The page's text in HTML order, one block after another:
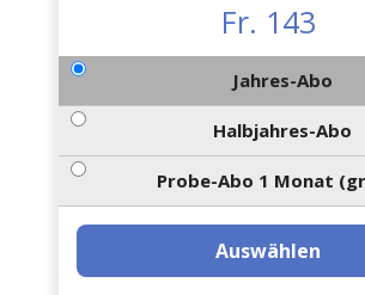
Fr. 143
Jahres-Abo
Halbjahres-Abo
Probe-Abo 1 Monat
Auswählen